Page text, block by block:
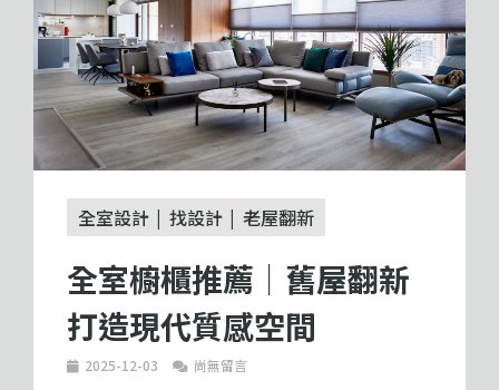
全室設計 找設計 老屋翻新
全室櫥櫃推薦｜舊屋翻新
打造現代質感空間
2025-12-03 尚無留言